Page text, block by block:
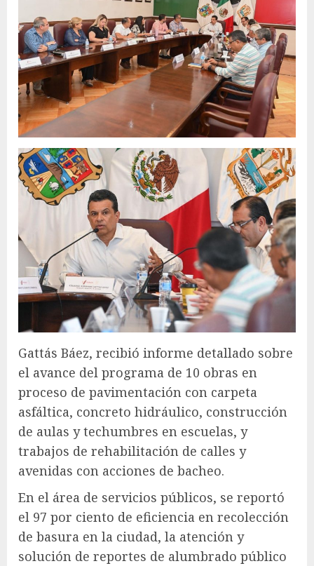
Gattás Báez, recibió informe detallado sobre
el avance del programa de 10 obras en
proceso de pavimentación con carpeta
asfáltica, concreto hidráulico, construcción
de aulas y techumbres en escuelas, y
trabajos de rehabilitación de calles y
avenidas con acciones de bacheo.
En el área de servicios públicos, se reportó
el 97 por ciento de eficiencia en recolección
de basura en la ciudad, la atención y
solución de reportes de alumbrado público